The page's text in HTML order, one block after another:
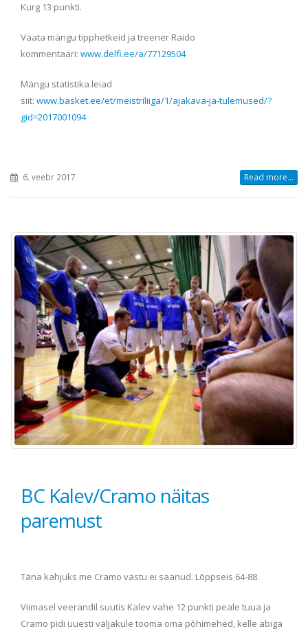
Kurg 13 punkti.
Vaata mängu tipphetkeid ja treener Raido
kommentaari: www.delfi.ee/a/77129504
Mängu statistika leiad
siit: www.basket.ee/et/meistriliiga/1/ajakava-ja-tulemused/?
gid=2017001094
6. veebr 2017 Read more...
BC Kalev/Cramo näitas
paremust
Täna kahjuks me Cramo vastu ei saanud. Lõppseis 64-88.
Viimasel veerandil suutis Kalev vahe 12 punkti peale tuua ja
Cramo pidi uuesti väljakule tooma oma põhimehed, kelle abiga